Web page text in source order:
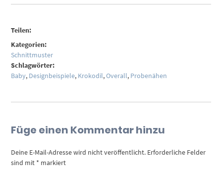
Teilen:
Kategorien:
Schnittmuster
Schlagwörter:
Baby, Designbeispiele, Krokodil,Overall, Probenähen
Füge einen Kommentar hinzu
Deine E-Mail-Adresse wird nicht veröffentlicht. Erforderliche Felder
sind mit * markiert